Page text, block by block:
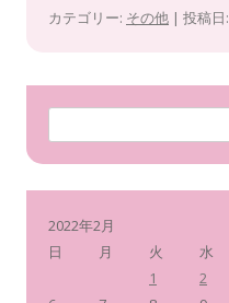
カテゴリー: その他 | 投稿日:
索
2022年2月
日
月 火 水
1 2